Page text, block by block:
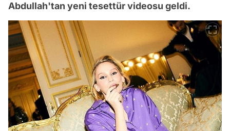
Abdullah'tan yeni tesettür videosu geldi.